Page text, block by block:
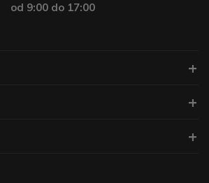
od 9:00 do 17:00